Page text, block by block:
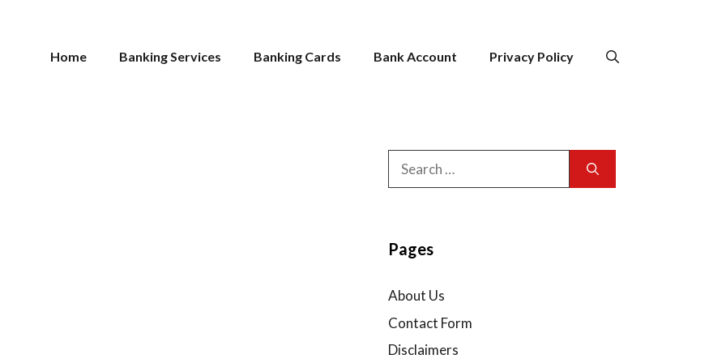
Home Banking Services Banking Cards Bank Account Privacy Policy
for:
Pages
About Us
Contact Form
Disclaimers